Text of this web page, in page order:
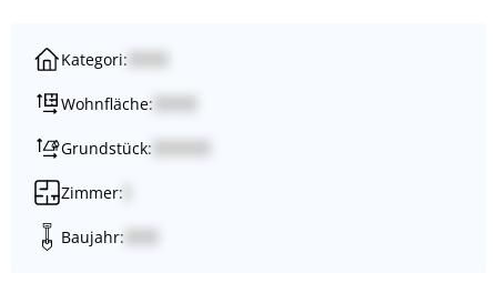
Kategori:
Wohnfläche:
Grundstück:
Zimmer:
Baujahr: